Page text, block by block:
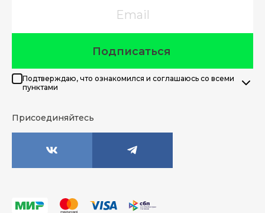
Подписаться
Подтверждаю, что ознакомился и соглашаюсь со всеми
пунктами
Присоединяйтесь